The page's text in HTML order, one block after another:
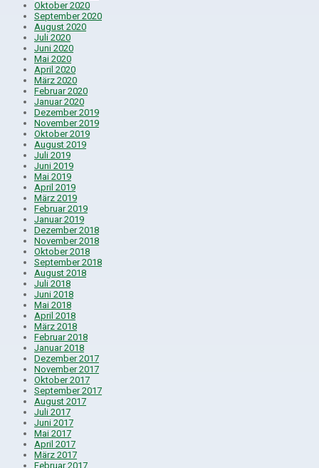
Oktober 2020
September 2020
August 2020
Juli 2020
Juni 2020
Mai 2020
April 2020
März 2020
Februar 2020
Januar 2020
Dezember 2019
November 2019
Oktober 2019
August 2019
Juli 2019
Juni 2019
Mai 2019
April 2019
März 2019
Februar 2019
Januar 2019
Dezember 2018
November 2018
Oktober 2018
September 2018
August 2018
Juli 2018
Juni 2018
Mai 2018
April 2018
März 2018
Februar 2018
Januar 2018
Dezember 2017
November 2017
Oktober 2017
September 2017
August 2017
Juli 2017
Juni 2017
Mai 2017
April 2017
März 2017
Februar 2017